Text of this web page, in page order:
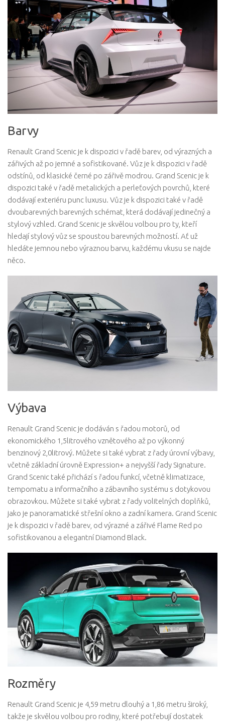
Barvy
Renault Grand Scenic je k dispozici v řadě barev, od výrazných a
zářivých až po jemné a sofistikované. Vůz je k dispozici v řadě
odstínů, od klasické černé po zářivě modrou. Grand Scenic je k
dispozici také v řadě metalických a perleťových povrchů, které
dodávají exteriéru punc luxusu. Vůz je k dispozici také v řadě
dvoubarevných barevných schémat, která dodávají jedinečný a
stylový vzhled. Grand Scenic je skvělou volbou pro ty, kteří
hledají stylový vůz se spoustou barevných možností. Ať už
hledáte jemnou nebo výraznou barvu, každému vkusu se najde
něco.
Výbava
Renault Grand Scenic je dodáván s řadou motorů, od
ekonomického 1,5litrového vznětového až po výkonný
benzinový 2,0litrový. Můžete si také vybrat z řady úrovní výbavy,
včetně základní úrovně Expression+ a nejvyšší řady Signature.
Grand Scenic také přichází s řadou funkcí, včetně klimatizace,
tempomatu a informačního a zábavního systému s dotykovou
obrazovkou. Můžete si také vybrat z řady volitelných doplňků,
jako je panoramatické střešní okno a zadní kamera. Grand Scenic
je k dispozici v řadě barev, od výrazné a zářivé Flame Red po
sofistikovanou a elegantní Diamond Black.
Rozměry
Renault Grand Scenic je 4,59 metru dlouhý a 1,86 metru široký,
takže je skvělou volbou pro rodiny, které potřebují dostatek